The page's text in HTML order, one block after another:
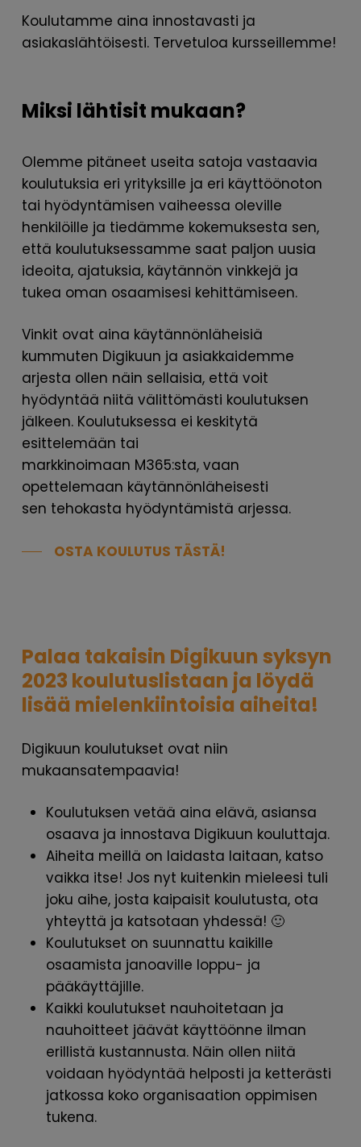
Koulutamme aina innostavasti ja
asiakaslähtöisesti. Tervetuloa kursseillemme!
Miksi lähtisit mukaan?
Olemme pitäneet useita satoja vastaavia
koulutuksia eri yrityksille ja eri käyttöönoton
tai hyödyntämisen vaiheessa oleville
henkilöille ja tiedämme kokemuksesta sen,
että koulutuksessamme saat paljon uusia
ideoita, ajatuksia, käytännön vinkkejä ja
tukea oman osaamisesi kehittämiseen.
Vinkit ovat aina käytännönläheisiä
kummuten Digikuun ja asiakkaidemme
arjesta ollen näin sellaisia, että voit
hyödyntää niitä välittömästi koulutuksen
jälkeen. Koulutuksessa ei keskitytä
esittelemään tai
markkinoimaan M365:sta, vaan
opettelemaan käytännönläheisesti
sen tehokasta hyödyntämistä arjessa.
OSTA KOULUTUS TÄSTÄ!
Palaa takaisin Digikuun syksyn
2023 koulutuslistaan ja löydä
lisää mielenkiintoisia aiheita!
Digikuun koulutukset ovat niin
mukaansatempaavia!
Koulutuksen vetää aina elävä, asiansa
osaava ja innostava Digikuun kouluttaja.
Aiheita meillä on laidasta laitaan, katso
vaikka itse! Jos nyt kuitenkin mieleesi tuli
joku aihe, josta kaipaisit koulutusta, ota
yhteyttä ja katsotaan yhdessä! 🙂
Koulutukset on suunnattu kaikille
osaamista janoaville loppu- ja
pääkäyttäjille.
Kaikki koulutukset nauhoitetaan ja
nauhoitteet jäävät käyttöönne ilman
erillistä kustannusta. Näin ollen niitä
voidaan hyödyntää helposti ja ketterästi
jatkossa koko organisaation oppimisen
tukena.